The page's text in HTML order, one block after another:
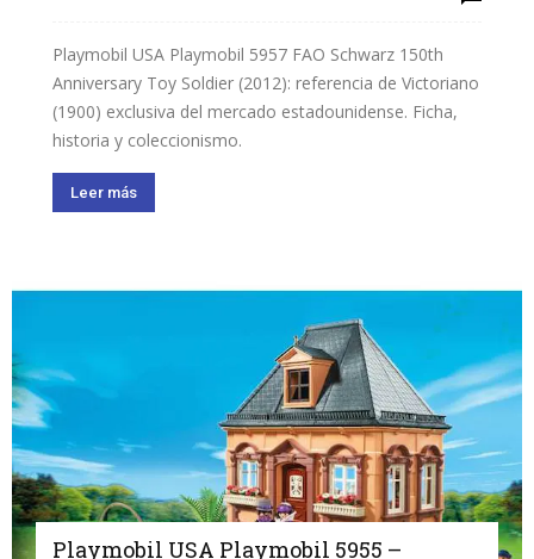
Playmobil USA Playmobil 5957 FAO Schwarz 150th
Anniversary Toy Soldier (2012): referencia de Victoriano
(1900) exclusiva del mercado estadounidense. Ficha,
historia y coleccionismo.
Leer más
Playmobil USA Playmobil 5955 –